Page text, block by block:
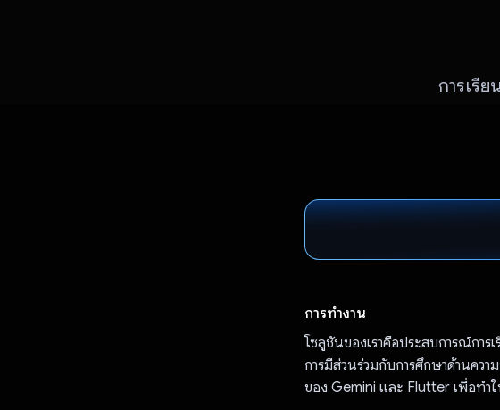
การเรี
การทำงาน
โซลูชันของเราคือประสบการณ์กา
การมีส่วนร่วมกับการศึกษาด้านคว
ของ Gemini และ Flutter เพื่อทำ